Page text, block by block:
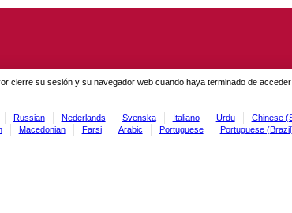
cierre su sesión y su navegador web cuando haya terminado de
Russian Nederlands Svenska Italiano Urdu Chinese
Macedonian Farsi Arabic Portuguese Portuguese